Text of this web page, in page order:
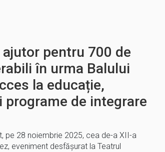
pentru 700 de
în urma Balului
la educație,
programe de integrare
pe 28 noiembrie 2025, cea de-a XII-a
eveniment desfășurat la Teatrul